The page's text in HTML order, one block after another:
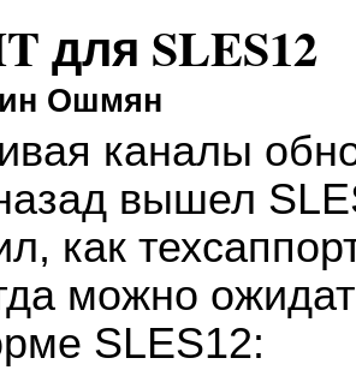
для SLES12
Ошмян
каналы
вышел
как
можно
SLES12: